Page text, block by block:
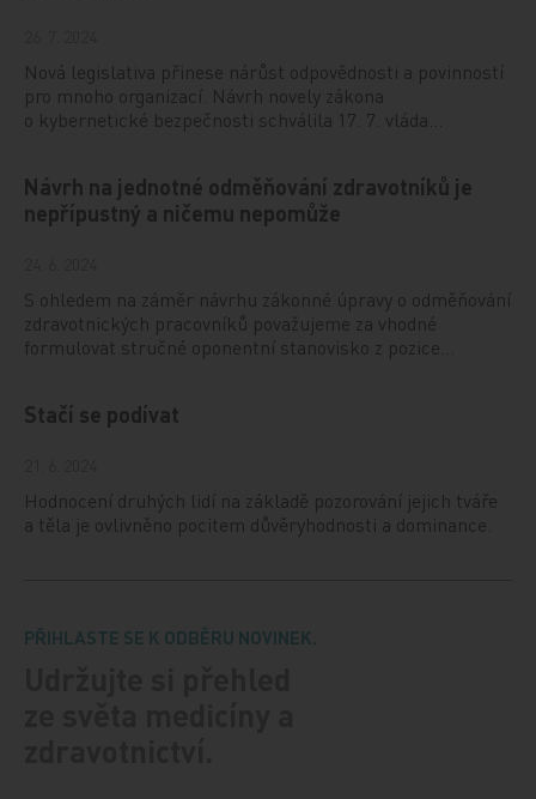
Nová legislativa přinese nárůst odpovědnosti a povinností
pro mnoho organizací. Návrh novely zákona
o kybernetické bezpečnosti schválila 17. 7. vláda…
Návrh na jednotné odměňování zdravotníků je
nepřípustný a ničemu nepomůže
S ohledem na záměr návrhu zákonné úpravy o odměňování
zdravotnických pracovníků považujeme za vhodné
formulovat stručné oponentní stanovisko z pozice…
Stačí se podívat
Hodnocení druhých lidí na základě pozorování jejich tváře
a těla je ovlivněno pocitem důvěryhodnosti a dominance.
PŘIHLASTE SE K ODBĚRU NOVINEK.